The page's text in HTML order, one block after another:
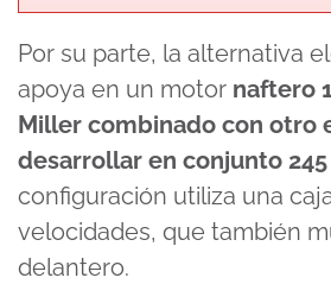
Por su parte, la alternativa
apoya en un motor naftero
Miller combinado con otro
desarrollar en conjunto 245
configuración utiliza una
velocidades, que también
delantero.